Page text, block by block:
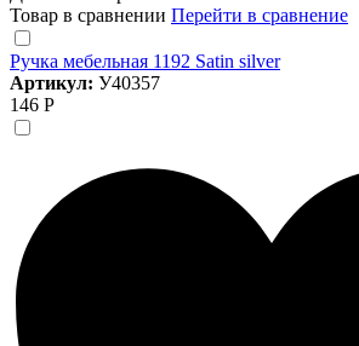
Товар в сравнении Перейти в сравнение
Ручка мебельная 1192 Satin silver
Артикул: У40357
146 Р